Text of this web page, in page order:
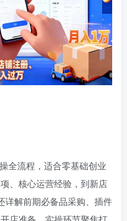
全流程，适合零基础创业
、核心运营经验，到新店
详解前期必备品采购、插件